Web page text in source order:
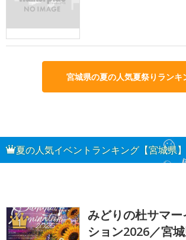
宮城県の夏の人気夏祭りランキ
夏の人気イベントランキング【宮城県】
1
みどりの杜サマ
ション2026／宮